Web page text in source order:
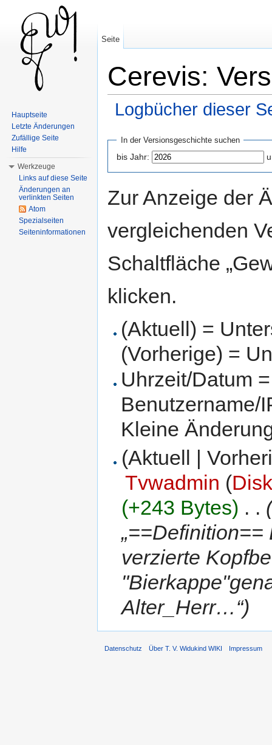
Cerevis:
Logbücher dieser
In der Versionsgeschichte suchen
bis Jahr:
Zur Anzeige der
vergleichenden
Schaltfläche
klicken.
(Aktuell) =
(Vorherige) =
Uhrzeit/Datum
Benutzername/
Kleine
(Aktuell |
Tvwadmin (
(+243 Bytes) . .
verzierte
Alter_Herr…“)
Seite
Hauptseite
Letzte Änderungen
Zufällige Seite
Hilfe
Werkzeuge
Links auf diese Seite
Änderungen an
verlinkten Seiten
Atom
Spezialseiten
Seiteninformationen
Datenschutz Über T. V. Widukind WIKI Impressum